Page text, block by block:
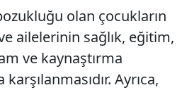
Muş
Nevşehir
Niğde
olan çocukların
ailelerinin sağlık, eğitim,
ve kaynaştırma
Ayrıca,